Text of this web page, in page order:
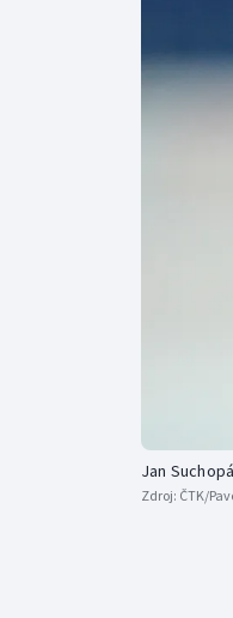
Jan
Zdroj: ČTK/